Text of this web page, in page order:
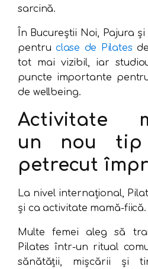
sarcină.
În Bucureștii Noi, Pajura
pentru clase de Pilates
tot mai vizibil, iar
puncte importante
de wellbeing.
Activitate
un nou
petrecut
La nivel internațional,
și ca activitate mamă-fiică.
Multe femei aleg să
Pilates într-un ritual
sănătății, mișcării și